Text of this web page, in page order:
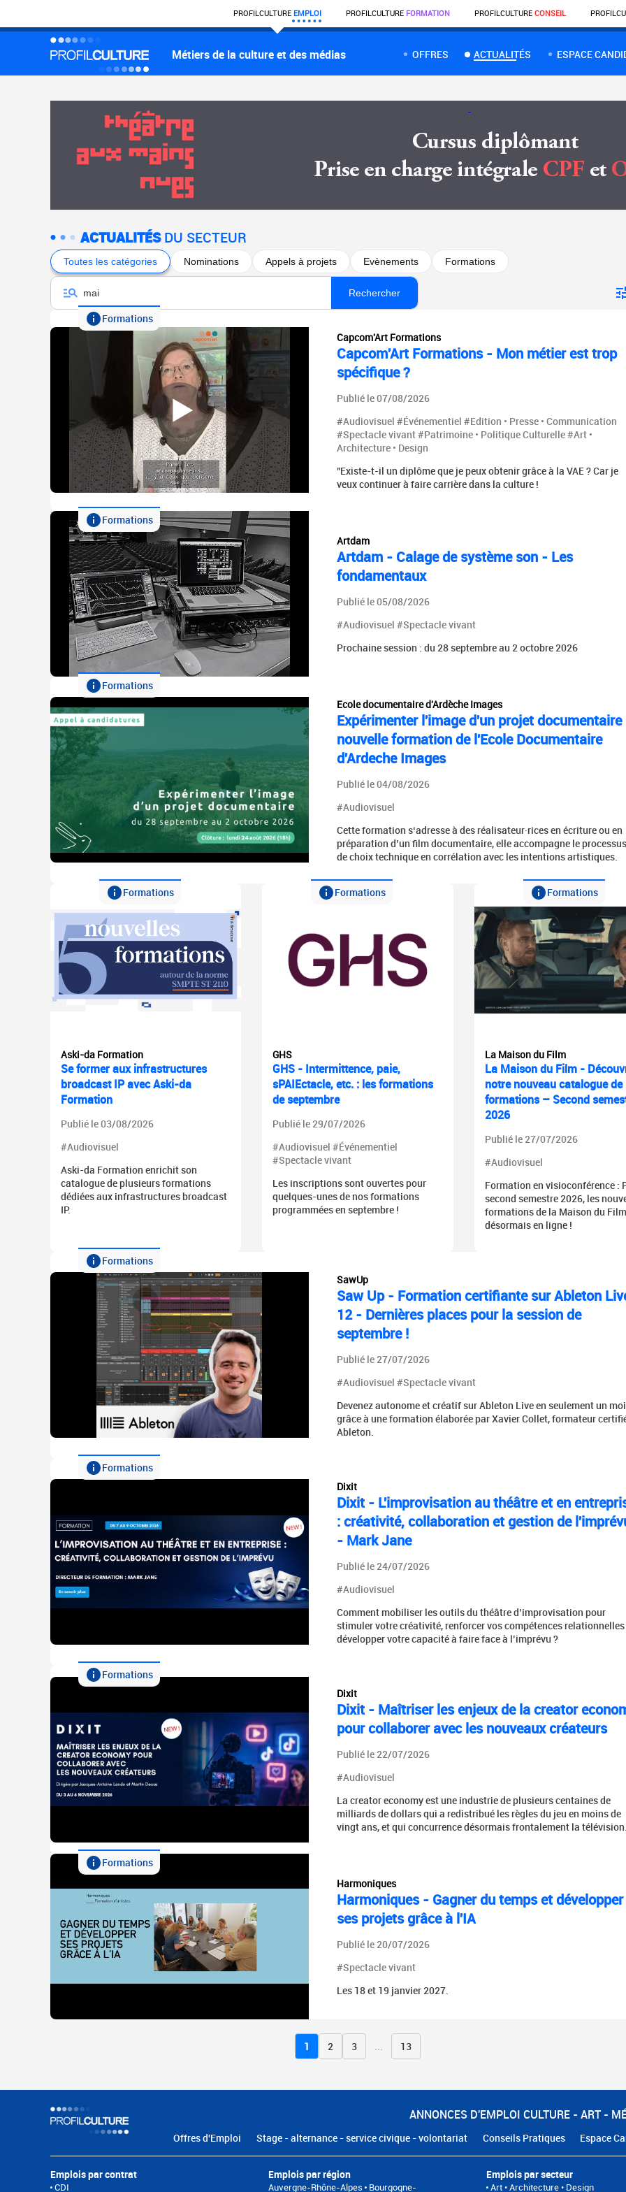
PROFILCULTURE EMPLOI PROFILCULTURE FORMATION PROFILCULTURE CONSEIL PROFIL
Métiers de la culture et des médias OFFRES ACTUALITÉS ESPACE
ACTUALITÉSDU SECTEUR
Toutes les catégories Nominations Appels à projets Evènements Formations
Rechercher
Formations
Capcom'Art Formations
Capcom'Art Formations - Mon métier est trop
spécifique ?
Publié le 07/08/2026
#Audiovisuel #Événementiel #Edition • Presse • Communication
#Spectacle vivant #Patrimoine • Politique Culturelle #Art •
Architecture • Design
"Existe-t-il un diplôme que je peux obtenir grâce à la VAE ? Car je
veux continuer à faire carrière dans la culture !
Formations
Artdam
Artdam - Calage de système son - Les
fondamentaux
Publié le 05/08/2026
#Audiovisuel #Spectacle vivant
Prochaine session : du 28 septembre au 2 octobre 2026
Formations
Ecole documentaire d'Ardèche Images
Expérimenter l'image d'un projet documentaire
nouvelle formation de l'Ecole Documentaire
d'Ardeche Images
Publié le 04/08/2026
#Audiovisuel
Cette formation s‘adresse à des réalisateur·rices en écriture ou en
préparation d’un film documentaire, elle accompagne le processus
de choix technique en corrélation avec les intentions artistiques.
Formations
Aski-da Formation
Se former aux infrastructures
broadcast IP avec Aski-da
Formation
Publié le 03/08/2026
#Audiovisuel
Aski-da Formation enrichit son
catalogue de plusieurs formations
dédiées aux infrastructures broadcast
IP.
Formations
GHS
GHS - Intermittence, paie,
sPAIEctacle, etc. : les formations
de septembre
Publié le 29/07/2026
#Audiovisuel #Événementiel
#Spectacle vivant
Les inscriptions sont ouvertes pour
quelques-unes de nos formations
programmées en septembre !
Formations
La Maison du Film
La Maison du Film -
notre nouveau catalogue de
formations – Second
2026
Publié le 27/07/2026
#Audiovisuel
Formation en visioconférence :
second semestre 2026, les
formations de la Maison du
désormais en ligne !
Formations
SawUp
Saw Up - Formation certifiante sur Ableton
12 - Dernières places pour la session de
septembre !
Publié le 27/07/2026
#Audiovisuel #Spectacle vivant
Devenez autonome et créatif sur Ableton Live en seulement un
grâce à une formation élaborée par Xavier Collet, formateur
Ableton.
Formations
Dixit
Dixit - L'improvisation au théâtre et en
: créativité, collaboration et gestion de
- Mark Jane
Publié le 24/07/2026
#Audiovisuel
Comment mobiliser les outils du théâtre d’improvisation pour
stimuler votre créativité, renforcer vos compétences
développer votre capacité à faire face à l’imprévu ?
Formations
Dixit
Dixit - Maîtriser les enjeux de la creator
pour collaborer avec les nouveaux créateurs
Publié le 22/07/2026
#Audiovisuel
La creator economy est une industrie de plusieurs centaines de
milliards de dollars qui a redistribué les règles du jeu en moins de
vingt ans, et qui concurrence désormais frontalement la
Formations
Harmoniques
Harmoniques - Gagner du temps et développer
ses projets grâce à l'IA
Publié le 20/07/2026
#Spectacle vivant
Les 18 et 19 janvier 2027.
1 2 3 13
ANNONCES D'EMPLOI CULTURE - ART -
Offres d'Emploi Stage - alternance - service civique - volontariat Conseils Pratiques Espace
Emplois par contrat
CDI
Emplois par région
Auvergne-Rhône-Alpes Bourgogne-
Emplois par secteur
Art • Architecture • Design